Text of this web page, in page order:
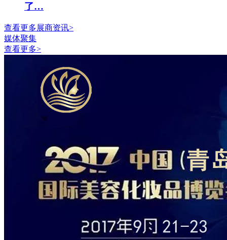
了…
查看更多展商资讯>
媒体聚集
查看更多>